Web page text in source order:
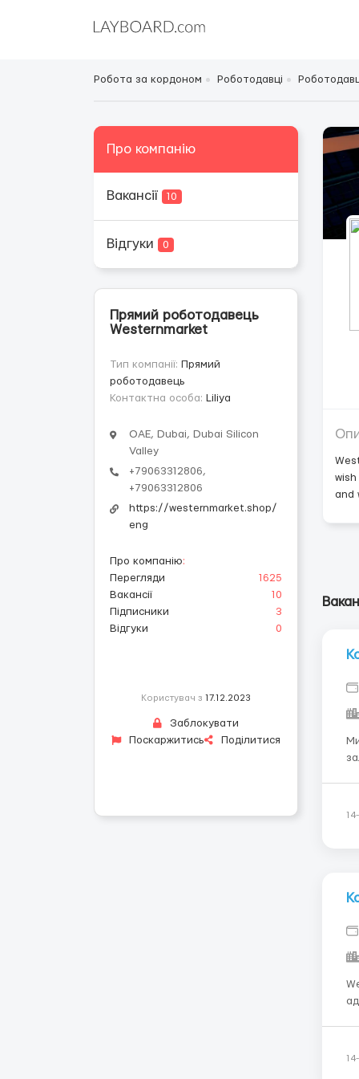
Робота за кордоном Роботодавці
Про компанію
Вакансії 10
Відгуки 0
Прямий роботодавець
Westernmarket
Тип компанії: Прямий
роботодавець
Контактна особа: Liliya
ОАЕ, Dubai, Dubai Silicon
Valley
+79063312806,
+79063312806
https://westernmarket.shop/
eng
Про компанію:
Перегляди
1625
Вакансії
10
Підписники
3
Відгуки
0
Користувач з 17.12.2023
Заблокувати
Поскаржитись
Поділитися
and